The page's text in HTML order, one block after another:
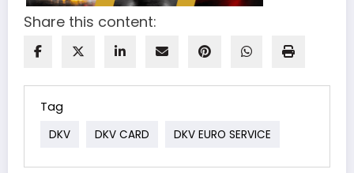
Share this content:
Tag
DKV DKV CARD DKV EURO SERVICE